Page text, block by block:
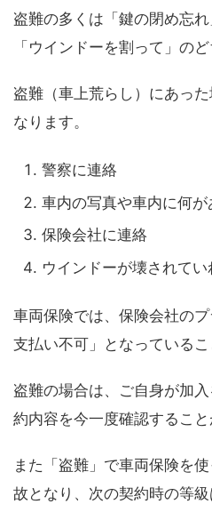
盗難の多くは「鍵の閉め忘
「ウインドーを割って」の
盗難（車上荒らし）にあっ
なります。
警察に連絡
車内の写真や車内に何
保険会社に連絡
ウインドーが壊されて
車両保険では、保険会社の
支払い不可」となっているこ
盗難の場合は、ご自身が加
約内容を今一度確認すること
また「盗難」で車両保険を
故となり、次の契約時の等